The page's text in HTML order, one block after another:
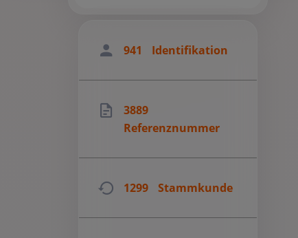
941 Identifikation
3889
Referenznummer
1299 Stammkunde